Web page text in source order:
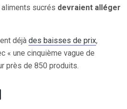
sucrés devraient alléger
déjà des baisses de prix,
« une cinquième vague de
près de 850 produits.